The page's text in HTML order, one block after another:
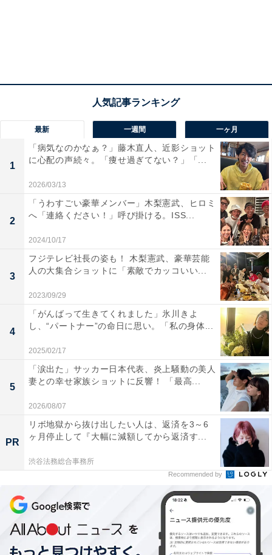
最新 一週間 一ヶ月
1
「病気なのかなぁ？」藤木直人、近影ショット
に心配の声続々。「痩せ過ぎてない？」「...
2026/03/13
2
「うわすごい豪華メンバー」木梨憲武、ヒロミ
へ「連絡ください！」呼び掛ける。ISS...
2024/10/17
3
フジテレビ社長の姿も！ 木梨憲武、豪華芸能
人の大集合ショットに「素敵でカッコいい...
2023/09/29
4
「がんばって生きてくれました」氷川きよ
し、“パートナー”の命日に思い。「私の身体...
2025/02/17
5
「涙出た」サッカー日本代表、炎上騒動の美人
妻との幸せ家族ショットに反響！ 「最高...
2026/08/07
PR
リボ地獄から抜け出したい人は、返済を3～6
ヶ月停止して『大幅に減額してから返済す...
渋谷法務総合事務所
Recommended by